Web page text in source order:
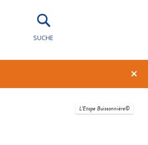
SUCHE
×
L’Etape Buissonnière©